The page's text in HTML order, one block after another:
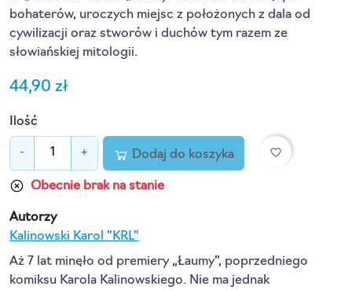
bohaterów, uroczych miejsc z położonych z dala od
cywilizacji oraz stworów i duchów tym razem ze
słowiańskiej mitologii.
44,90 zł
Ilość
- + Dodaj do koszyka favorite_border
Obecnie brak na stanie
Autorzy
Kalinowski Karol "KRL"
Aż 7 lat minęło od premiery „Łaumy”, poprzedniego
komiksu Karola Kalinowskiego. Nie ma jednak